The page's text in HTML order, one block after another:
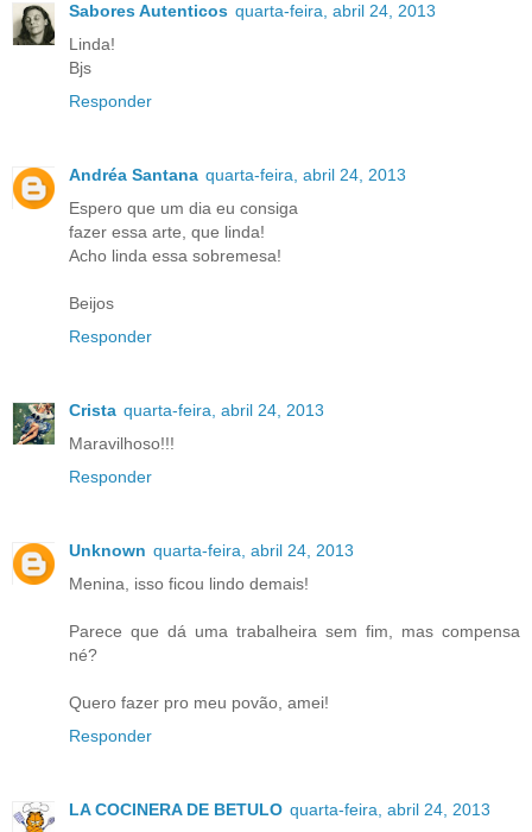
Sabores Autenticos quarta-feira, abril 24, 2013
Linda!
Bjs
Responder
Andréa Santana quarta-feira, abril 24, 2013
Espero que um dia eu consiga
fazer essa arte, que linda!
Acho linda essa sobremesa!
Beijos
Responder
Crista quarta-feira, abril 24, 2013
Maravilhoso!!!
Responder
Unknown quarta-feira, abril 24, 2013
Menina, isso ficou lindo demais!
Parece que dá uma trabalheira sem fim, mas compensa
né?
Quero fazer pro meu povão, amei!
Responder
LA COCINERA DE BETULO quarta-feira, abril 24, 2013